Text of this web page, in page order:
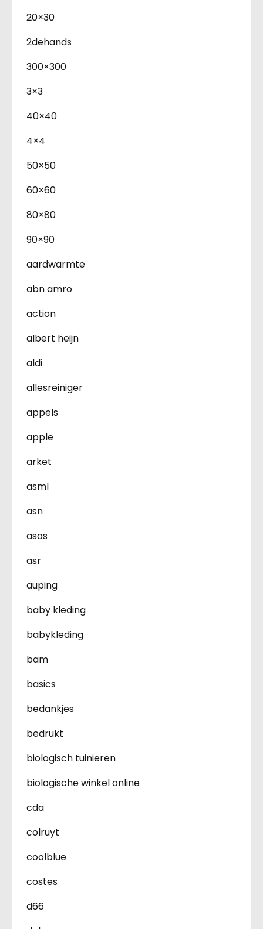
20×30
2dehands
300×300
3×3
40×40
4×4
50×50
60×60
80×80
90×90
aardwarmte
abn amro
action
albert heijn
aldi
allesreiniger
appels
apple
arket
asml
asn
asos
asr
auping
baby kleding
babykleding
bam
basics
bedankjes
bedrukt
biologisch tuinieren
biologische winkel online
cda
colruyt
coolblue
costes
d66